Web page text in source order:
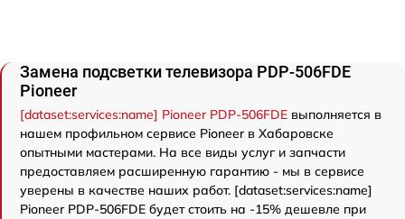
Замена подсветки телевизора PDP-506FDE
Pioneer
[dataset:services:name] Pioneer PDP-506FDE выполняется в
нашем профильном сервисе Pioneer в Хабаровске
опытными мастерами. На все виды услуг и запчасти
предоставляем расширенную гарантию - мы в сервисе
уверены в качестве наших работ. [dataset:services:name]
Pioneer PDP-506FDE будет стоить на -15% дешевле при